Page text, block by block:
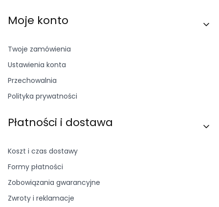
Moje konto
Twoje zamówienia
Ustawienia konta
Przechowalnia
Polityka prywatności
Płatności i dostawa
Koszt i czas dostawy
Formy płatności
Zobowiązania gwarancyjne
Zwroty i reklamacje